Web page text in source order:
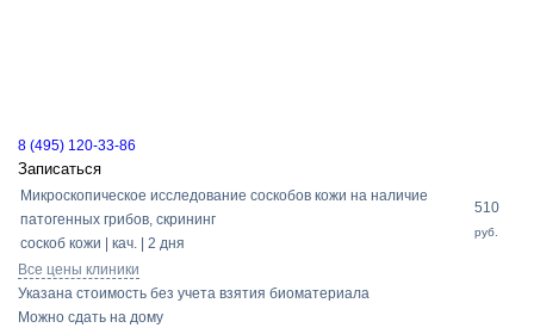
8 (495) 120-33-86
Записаться
Микроскопическое исследование соскобов кожи на наличие
патогенных грибов, скрининг
соскоб кожи | кач. | 2 дня
510
руб.
Все цены клиники
Указана стоимость без учета взятия биоматериала
Можно сдать на дому